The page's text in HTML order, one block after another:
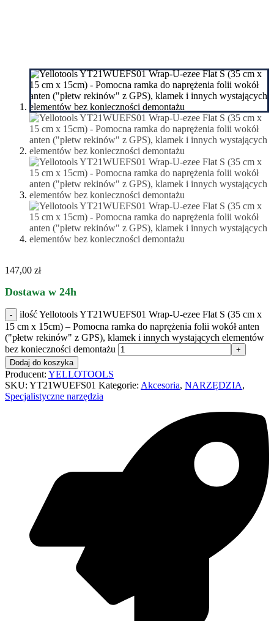
147,00 zł
Dostawa w 24h
ilość Yellotools YT21WUEFS01 Wrap-U-ezee Flat S (35 cm x
15 cm x 15cm) – Pomocna ramka do naprężenia folii wokół anten
("płetw rekinów" z GPS), klamek i innych wystających elementów
bez konieczności demontażu
Dodaj do koszyka
Producent: YELLOTOOLS
SKU: YT21WUEFS01 Kategorie: Akcesoria, NARZĘDZIA,
Specjalistyczne narzędzia